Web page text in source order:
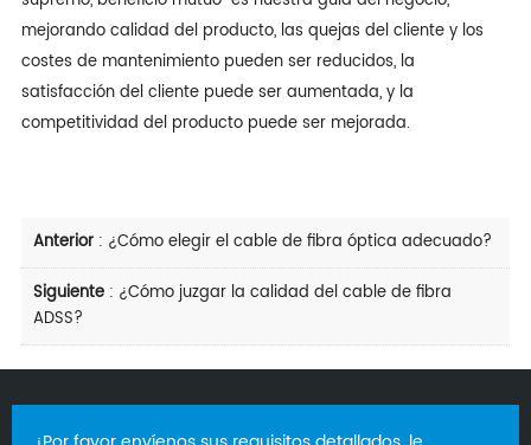
mejorando calidad del producto, las quejas del cliente y los
costes de mantenimiento pueden ser reducidos, la
satisfacción del cliente puede ser aumentada, y la
competitividad del producto puede ser mejorada.
Anterior: ¿Cómo elegir el cable de fibra óptica adecuado?
Siguiente: ¿Cómo juzgar la calidad del cable de fibra
ADSS?